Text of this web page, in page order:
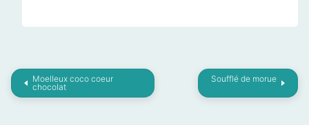
Moelleux coco coeur
chocolat
Soufflé de morue